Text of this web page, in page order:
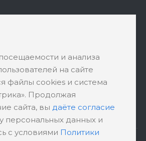
ул. Плеханова, д. 30,
ящик №5
и анализа
на сайте
файлы cookies и система
Продолжая
сайта, вы даёте согласие
персональных данных и
с условиями Политики